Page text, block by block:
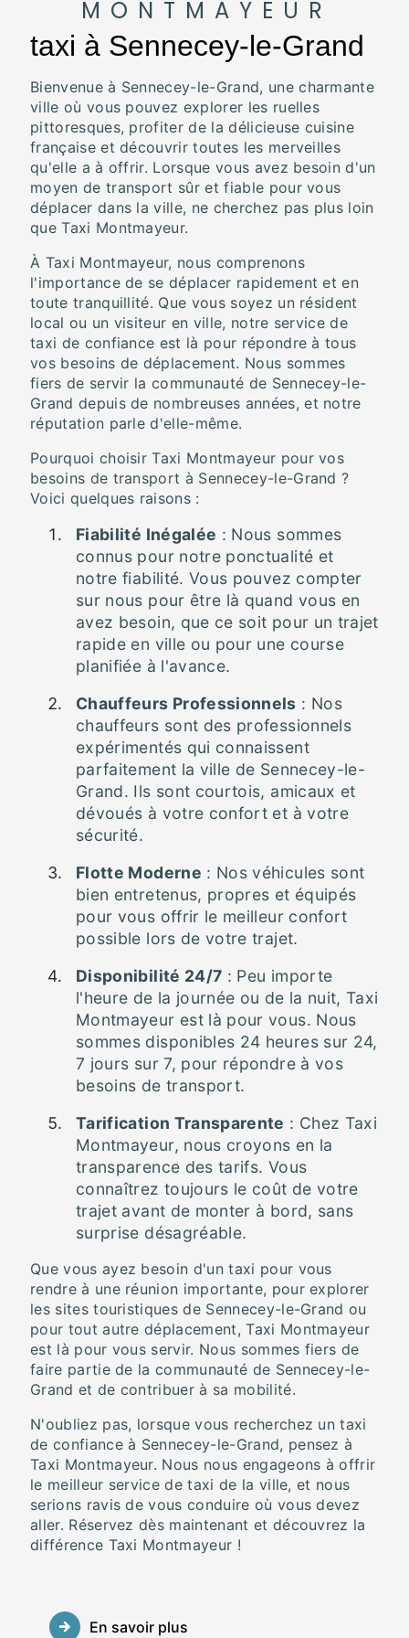
MONTMAYEUR
taxi à Sennecey-le-Grand
Bienvenue à Sennecey-le-Grand, une charmante
ville où vous pouvez explorer les ruelles
pittoresques, profiter de la délicieuse cuisine
française et découvrir toutes les merveilles
qu'elle a à offrir. Lorsque vous avez besoin d'un
moyen de transport sûr et fiable pour vous
déplacer dans la ville, ne cherchez pas plus loin
que Taxi Montmayeur.
À Taxi Montmayeur, nous comprenons
l'importance de se déplacer rapidement et en
toute tranquillité. Que vous soyez un résident
local ou un visiteur en ville, notre service de
taxi de confiance est là pour répondre à tous
vos besoins de déplacement. Nous sommes
fiers de servir la communauté de Sennecey-le-
Grand depuis de nombreuses années, et notre
réputation parle d'elle-même.
Pourquoi choisir Taxi Montmayeur pour vos
besoins de transport à Sennecey-le-Grand ?
Voici quelques raisons :
Fiabilité Inégalée : Nous sommes
connus pour notre ponctualité et
notre fiabilité. Vous pouvez compter
sur nous pour être là quand vous en
avez besoin, que ce soit pour un trajet
rapide en ville ou pour une course
planifiée à l'avance.
Chauffeurs Professionnels : Nos
chauffeurs sont des professionnels
expérimentés qui connaissent
parfaitement la ville de Sennecey-le-
Grand. Ils sont courtois, amicaux et
dévoués à votre confort et à votre
sécurité.
Flotte Moderne : Nos véhicules sont
bien entretenus, propres et équipés
pour vous offrir le meilleur confort
possible lors de votre trajet.
Disponibilité 24/7 : Peu importe
l'heure de la journée ou de la nuit, Taxi
Montmayeur est là pour vous. Nous
sommes disponibles 24 heures sur 24,
7 jours sur 7, pour répondre à vos
besoins de transport.
Tarification Transparente : Chez Taxi
Montmayeur, nous croyons en la
transparence des tarifs. Vous
connaîtrez toujours le coût de votre
trajet avant de monter à bord, sans
surprise désagréable.
Que vous ayez besoin d'un taxi pour vous
rendre à une réunion importante, pour explorer
les sites touristiques de Sennecey-le-Grand ou
pour tout autre déplacement, Taxi Montmayeur
est là pour vous servir. Nous sommes fiers de
faire partie de la communauté de Sennecey-le-
Grand et de contribuer à sa mobilité.
N'oubliez pas, lorsque vous recherchez un taxi
de confiance à Sennecey-le-Grand, pensez à
Taxi Montmayeur. Nous nous engageons à offrir
le meilleur service de taxi de la ville, et nous
serions ravis de vous conduire où vous devez
aller. Réservez dès maintenant et découvrez la
différence Taxi Montmayeur !
En savoir plus